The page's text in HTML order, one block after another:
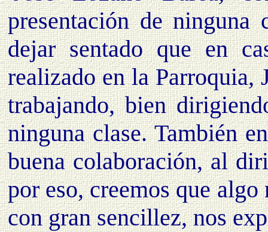
presentación de ninguna
dejar sentado que en
realizado en la Parroquia,
trabajando, bien
ninguna clase. También
buena colaboración, al
por eso, creemos que
con gran sencillez, nos